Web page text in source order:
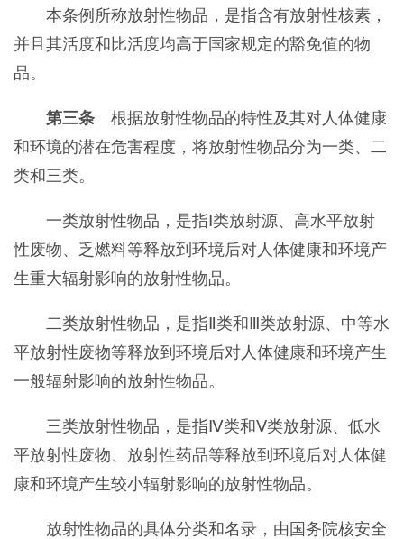
本条例所称放射性物品，是指含有放射性核素，
并且其活度和比活度均高于国家规定的豁免值的物
品。
第三条根据放射性物品的特性及其对人体健康
和环境的潜在危害程度，将放射性物品分为一类、二
类和三类。
一类放射性物品，是指Ⅰ类放射源、高水平放射
性废物、乏燃料等释放到环境后对人体健康和环境产
生重大辐射影响的放射性物品。
二类放射性物品，是指Ⅱ类和Ⅲ类放射源、中等水
平放射性废物等释放到环境后对人体健康和环境产生
一般辐射影响的放射性物品。
三类放射性物品，是指Ⅳ类和Ⅴ类放射源、低水
平放射性废物、放射性药品等释放到环境后对人体健
康和环境产生较小辐射影响的放射性物品。
放射性物品的具体分类和名录，由国务院核安全